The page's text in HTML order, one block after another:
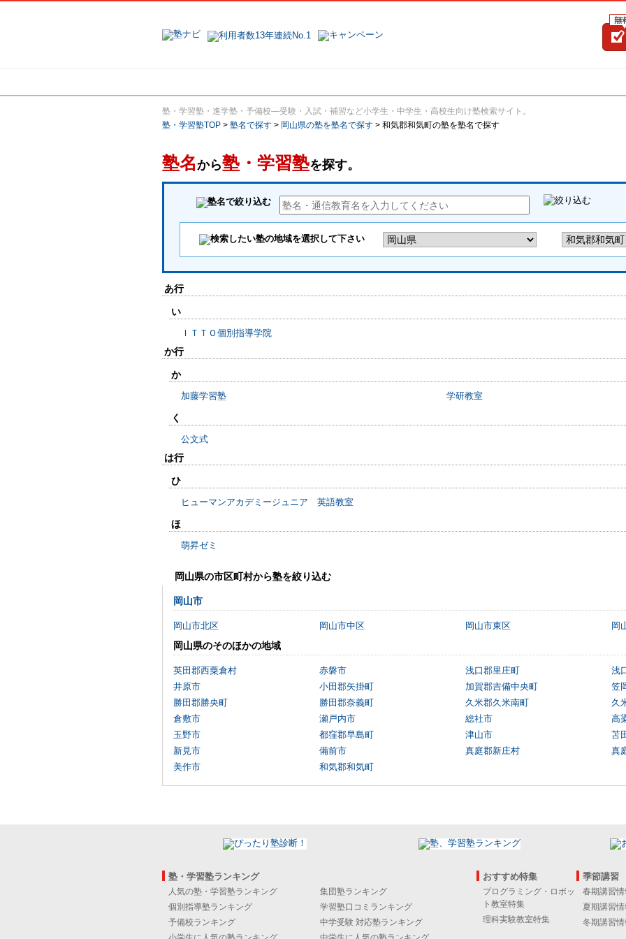
塾・学習塾・進学塾・予備校―受験・入試・補習など小学生・中学生・高校生向け塾検索サイト。
塾・学習塾TOP > 塾名で探す > 岡山県の塾を塾名で探す > 和気郡和気町の塾を塾名で探す
塾名から塾・学習塾を探す。
あ行
い
ＩＴＴＯ個別指導学院
か行
か
加藤学習塾 学研教室
く
公文式
は行
ひ
ヒューマンアカデミージュニア 英語教室
ほ
萌昇ゼミ
岡山県の市区町村から塾を絞り込む
岡山市
岡山市北区 岡山市中区 岡山市東区 岡
岡山県のそのほかの地域
英田郡西粟倉村 赤磐市 浅口郡里庄町
浅
井原市
小田郡矢掛町 加賀郡吉備中央町
笠
勝田郡勝央町
勝田郡奈義町 久米郡久米南町
久
倉敷市
瀬戸内市 総社市
高
玉野市
都窪郡早島町 津山市
苫
新見市
備前市 真庭郡新庄村
真
美作市
和気郡和気町
塾・学習塾ランキング
人気の塾・学習塾ランキング
集団塾ランキング
個別指導塾ランキング
学習塾口コミランキング
予備校ランキング
中学受験 対応塾ランキング
おすすめ特集
プログラミング・ロボッ
ト教室特集
理科実験教室特集
季節講習
春期講習
夏期講習
冬期講習